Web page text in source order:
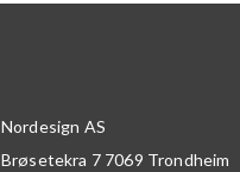
Nordesign AS
Brøsetekra 7 7069 Trondheim